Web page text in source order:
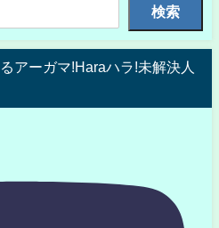
検索
アーガマ!Haraハラ!未解決人